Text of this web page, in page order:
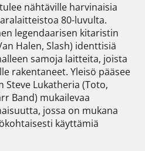
nähtäville harvinaisia
80-luvulta.
legendaarisen kitaristin
Halen, Slash) identtisiä
samoja laitteita, joista
rakentaneet. Yleisö pääsee
Steve Lukatheria (Toto,
Band) mukailevaa
jossa on mukana
käyttämiä